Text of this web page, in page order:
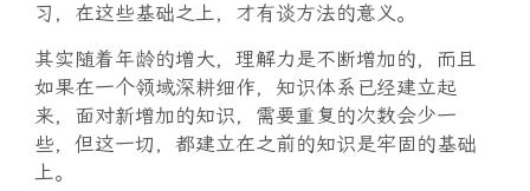
习，在这些基础之上，才有谈方法的意义。
其实随着年龄的增大，理解力是不断增加的，而且
如果在一个领域深耕细作，知识体系已经建立起
来，面对新增加的知识，需要重复的次数会少一
些，但这一切，都建立在之前的知识是牢固的基础
上。